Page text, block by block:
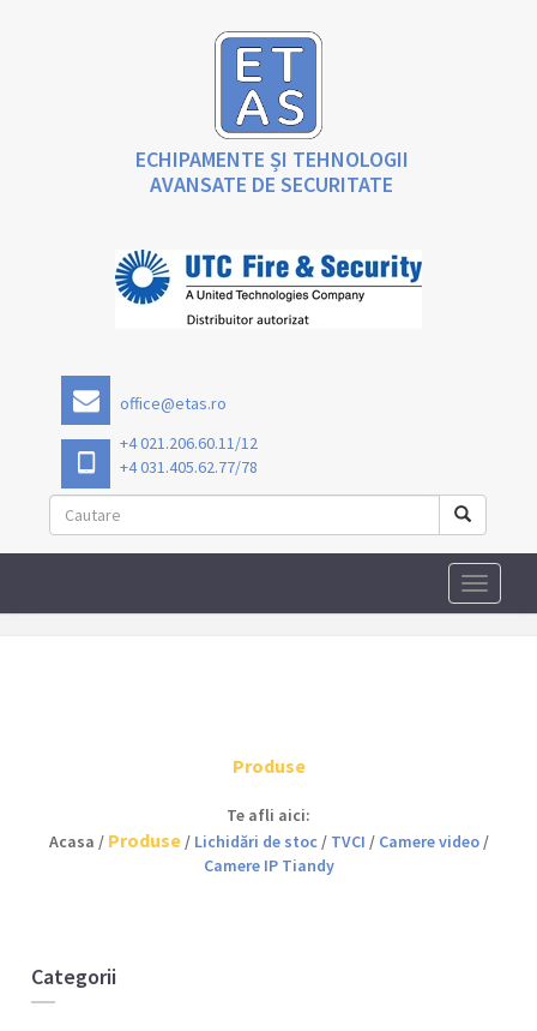
ECHIPAMENTE ȘI TEHNOLOGII
AVANSATE DE SECURITATE
office@etas.ro
+4 021.206.60.11/12
+4 031.405.62.77/78
Toggle
Produse
Te afli aici:
Acasa / Produse/ Lichidări de stoc/ TVCI / Camere video/
Camere IP Tiandy
Categorii